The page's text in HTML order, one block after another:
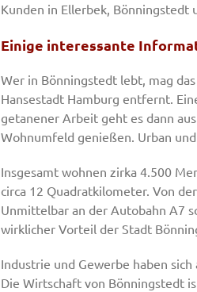
Kunden in Ellerbek, Bönningstedt
Einige interessante
Wer in Bönningstedt lebt, mag
Hansestadt Hamburg entfernt.
getanener Arbeit geht es dann
Wohnumfeld genießen. Urban
Insgesamt wohnen zirka 4.500
circa 12 Quadratkilometer. Von
Unmittelbar an der Autobahn A7
wirklicher Vorteil der Stadt
Industrie und Gewerbe haben
Die Wirtschaft von Bönningstedt